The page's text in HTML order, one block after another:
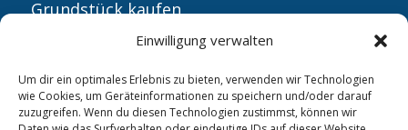
Einwilligung verwalten
Um dir ein optimales Erlebnis zu bieten, verwenden wir Technologien
wie Cookies, um Geräteinformationen zu speichern und/oder darauf
zuzugreifen. Wenn du diesen Technologien zustimmst, können wir
Grundstück kaufen
Gewerbeimmobilien
Bewertung auf Google